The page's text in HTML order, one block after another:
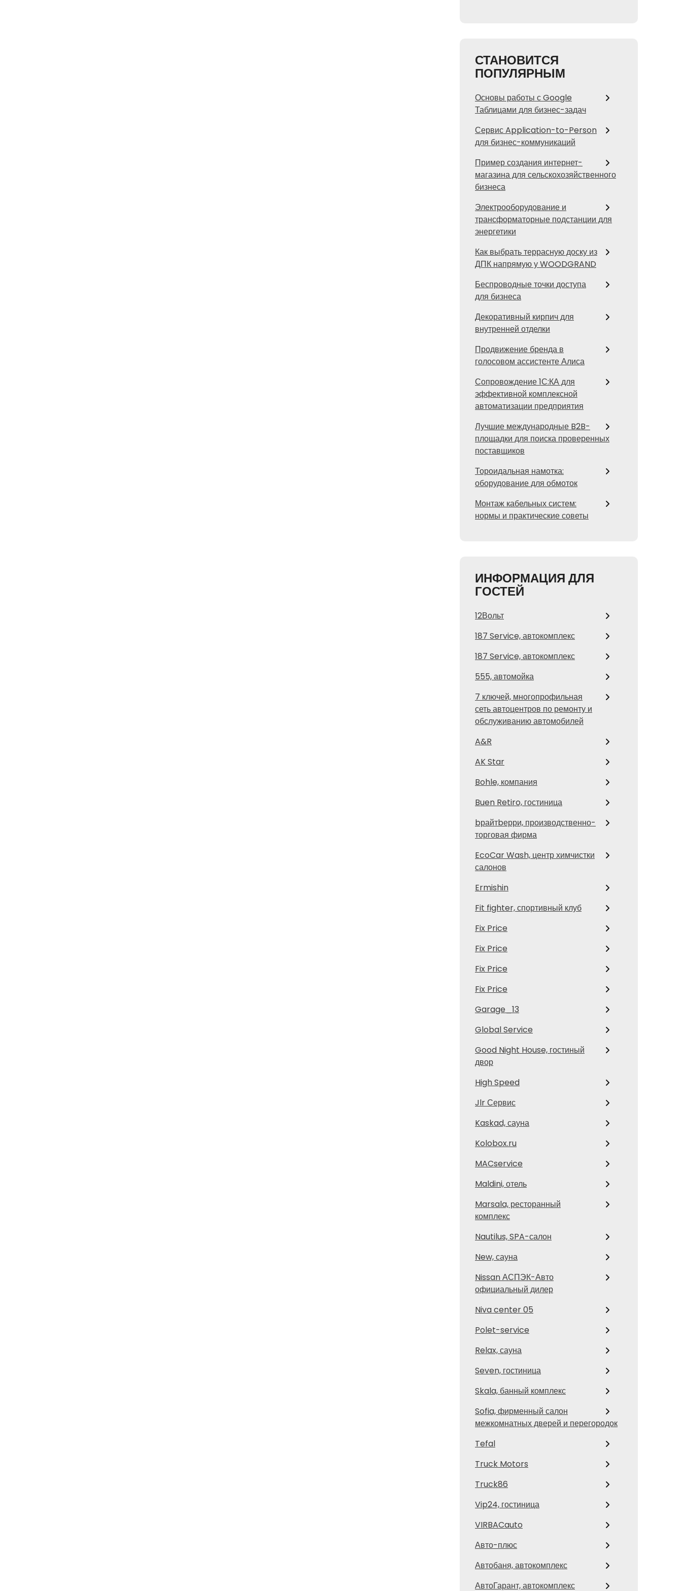
СТАНОВИТСЯ
ПОПУЛЯРНЫМ
Основы работы с Google
Таблицами для бизнес-задач
Сервис Application-to-Person
для бизнес-коммуникаций
Пример создания интернет-
магазина для сельскохозяйственного
бизнеса
Электрооборудование и
трансформаторные подстанции для
энергетики
Как выбрать террасную доску из
ДПК напрямую у WOODGRAND
Беспроводные точки доступа
для бизнеса
Декоративный кирпич для
внутренней отделки
Продвижение бренда в
голосовом ассистенте Алиса
Сопровождение 1С:КА для
эффективной комплексной
автоматизации предприятия
Лучшие международные B2B-
площадки для поиска проверенных
поставщиков
Тороидальная намотка:
оборудование для обмоток
Монтаж кабельных систем:
нормы и практические советы
ИНФОРМАЦИЯ ДЛЯ
ГОСТЕЙ
12Вольт
187 Service, автокомплекс
187 Service, автокомплекс
555, автомойка
7 ключей, многопрофильная
сеть автоцентров по ремонту и
обслуживанию автомобилей
A&R
AK Star
Bohle, компания
Buen Retiro, гостиница
bрайтbерри, производственно-
торговая фирма
EcoCar Wash, центр химчистки
салонов
Ermishin
Fit fighter, спортивный клуб
Fix Price
Fix Price
Fix Price
Fix Price
Garage_13
Global Service
Good Night House, гостиный
двор
High Speed
Jlr Сервис
Kaskad, сауна
Kolobox.ru
MACservice
Maldini, отель
Marsala, ресторанный
комплекс
Nautilus, SPA-салон
New, сауна
Nissan АСПЭК-Авто
официальный дилер
Niva center 05
Polet-service
Relax, сауна
Seven, гостиница
Skala, банный комплекс
Sofia, фирменный салон
межкомнатных дверей и перегородок
Tefal
Truck Motors
Truck86
Vip24, гостиница
VIRBACauto
Авто-плюс
Автобаня, автокомплекс
АвтоГарант, автокомплекс